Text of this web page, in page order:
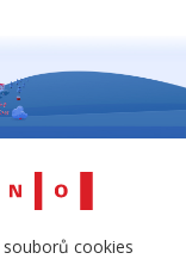
cookies